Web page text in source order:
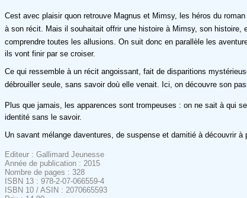
Cest avec plaisir quon retrouve Magnus et Mimsy, les héros du roman
à son récit. Mais il souhaitait offrir une histoire à Mimsy, son histoire,
comprendre toutes les allusions. On suit donc en parallèle les
ils vont finir par se croiser.
Ce qui ressemble à un récit angoissant, fait de disparitions
débrouiller seule, sans savoir doù elle venait. Ici, on découvre son
Plus que jamais, les apparences sont trompeuses : on ne sait à qui
identité sans le savoir.
Un savant mélange daventures, de suspense et damitié à découvrir à
Editeur : Gallimard Jeunesse
Année de publication : 2015
Nombre de pages : 328
ISBN 13 : 978-2-07-066559-4
ISBN 10 / ASIN : 2070665593